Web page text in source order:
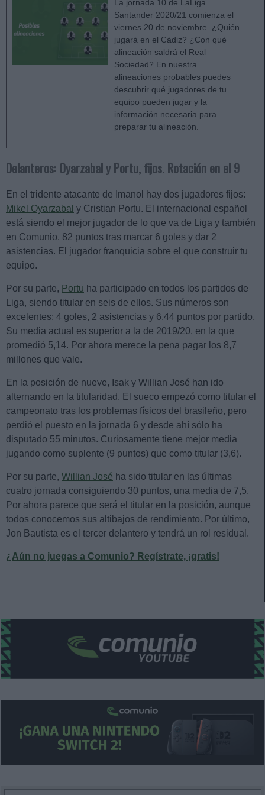
La jornada 10 de LaLiga
Santander 2020/21 comienza el
viernes 20 de noviembre. ¿Quién
jugará en el Cádiz? ¿Con qué
alineación saldrá el Real
Sociedad? En nuestra
alineaciones probables puedes
descubrir qué jugadores de tu
equipo pueden jugar y la
información necesaria para
preparar tu alineación.
Delanteros: Oyarzabal y Portu, fijos. Rotación en el 9
En el tridente atacante de Imanol hay dos jugadores fijos:
Mikel Oyarzabal y Cristian Portu. El internacional español
está siendo el mejor jugador de lo que va de Liga y también
en Comunio. 82 puntos tras marcar 6 goles y dar 2
asistencias. El jugador franquicia sobre el que construir tu
equipo.
Por su parte, Portu ha participado en todos los partidos de
Liga, siendo titular en seis de ellos. Sus números son
excelentes: 4 goles, 2 asistencias y 6,44 puntos por partido.
Su media actual es superior a la de 2019/20, en la que
promedió 5,14. Por ahora merece la pena pagar los 8,7
millones que vale.
En la posición de nueve, Isak y Willian José han ido
alternando en la titularidad. El sueco empezó como titular el
campeonato tras los problemas físicos del brasileño, pero
perdió el puesto en la jornada 6 y desde ahí sólo ha
disputado 55 minutos. Curiosamente tiene mejor media
jugando como suplente (9 puntos) que como titular (3,6).
Por su parte, Willian José ha sido titular en las últimas
cuatro jornada consiguiendo 30 puntos, una media de 7,5.
Por ahora parece que será el titular en la posición, aunque
todos conocemos sus altibajos de rendimiento. Por último,
Jon Bautista es el tercer delantero y tendrá un rol residual.
¿Aún no juegas a Comunio? Regístrate, ¡gratis!